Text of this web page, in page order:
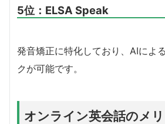
5位：ELSA Speak
発音矯正に特化しており、AIによ
クが可能です。
オンライン英会話のメ